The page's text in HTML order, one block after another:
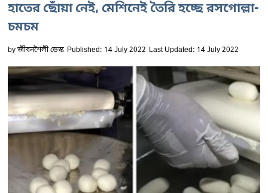
হাতের ছোঁয়া নেই, মেশিনেই তৈরি হচ্ছে রসগোল্লা-
চমচম
byজীবনশৈলী ডেস্ক Published: 14 July 2022 Last Updated: 14 July 2022